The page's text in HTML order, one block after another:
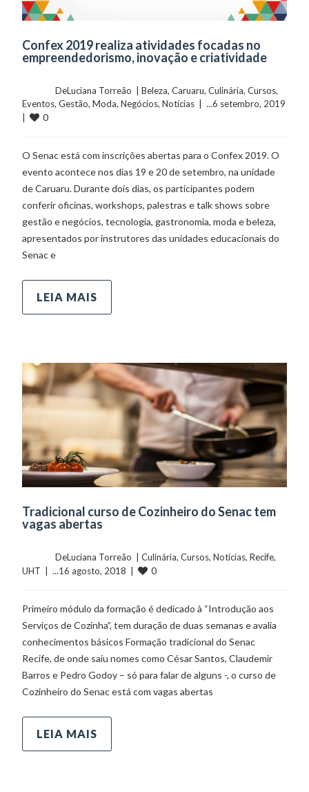
Confex 2019 realiza atividades focadas no
empreendedorismo, inovação e criatividade
	    	DeLuciana Torreão  |
Beleza, Caruaru, Culinária, Cursos
Eventos, Gestão, Moda, Negócios, Notícias
  |  ...6 setembro, 2019
|
0
O Senac está com inscrições abertas para o Confex 2019. O
evento acontece nos dias 19 e 20 de setembro, na unidade
de Caruaru. Durante dois dias, os participantes podem
conferir oficinas, workshops, palestras e talk shows sobre
gestão e negócios, tecnologia, gastronomia, moda e beleza,
apresentados por instrutores das unidades educacionais do
Senac e
LEIA MAIS
Tradicional curso de Cozinheiro do Senac tem
vagas abertas
	    	DeLuciana Torreão  |
Culinária, Cursos, Notícias, Recife
UHT
  |  ...16 agosto, 2018  |
0
Primeiro módulo da formação é dedicado à “Introdução aos
Serviços de Cozinha”, tem duração de duas semanas e avalia
conhecimentos básicos Formação tradicional do Senac
Recife, de onde saiu nomes como César Santos, Claudemir
Barros e Pedro Godoy – só para falar de alguns -, o curso de
Cozinheiro do Senac está com vagas abertas
LEIA MAIS